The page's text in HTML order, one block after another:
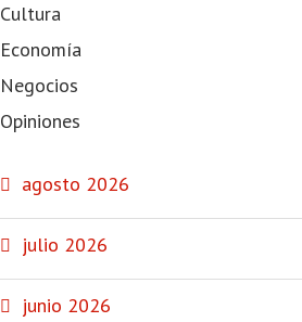
Cultura
Economía
Negocios
Opiniones
agosto 2026
julio 2026
junio 2026